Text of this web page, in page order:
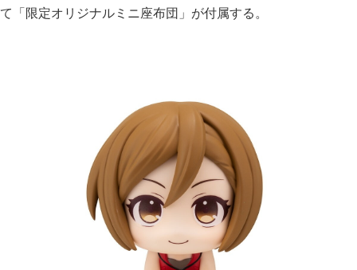
て「限定オリジナルミニ座布団」が付属する。